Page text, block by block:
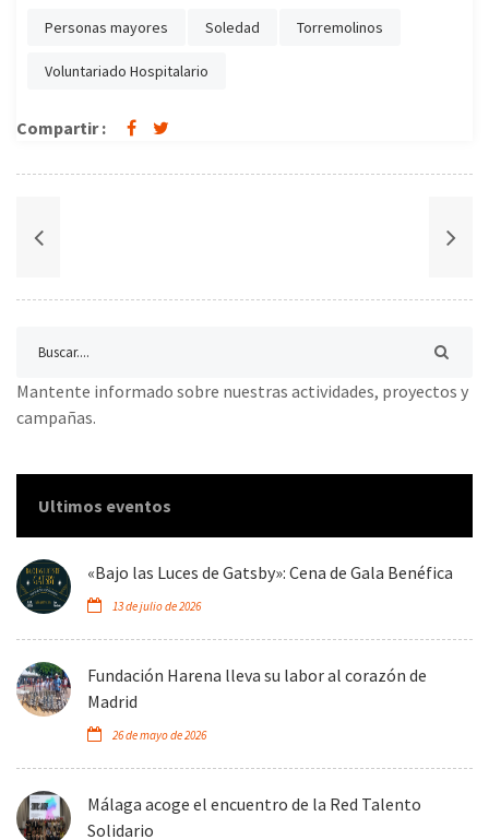
Personas mayores Soledad Torremolinos
Voluntariado Hospitalario
Compartir :
Mantente informado sobre nuestras actividades, proyectos y
campañas.
Ultimos eventos
«Bajo las Luces de Gatsby»: Cena de Gala Benéfica
13 de julio de 2026
Fundación Harena lleva su labor al corazón de
Madrid
26 de mayo de 2026
Málaga acoge el encuentro de la Red Talento
Solidario